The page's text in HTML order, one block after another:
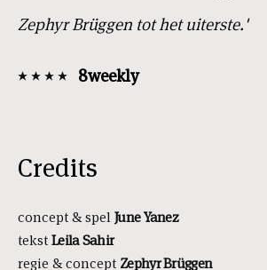
8weekly
Zephyr Brüggen tot het uiterste.'
Credits
concept & spelJune Yanez
tekstLeilaSahir
regie & concept Zephyr Brüggen